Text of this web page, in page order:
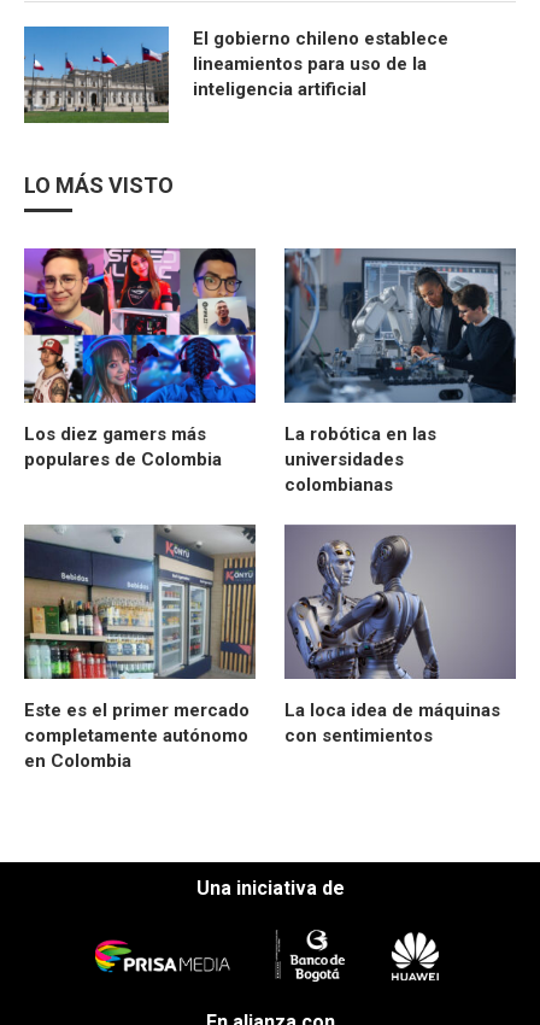
El gobierno chileno establece
lineamientos para uso de la
inteligencia artificial
LO MÁS VISTO
Los diez gamers más
populares de Colombia
La robótica en las
universidades
colombianas
Este es el primer mercado
completamente autónomo
en Colombia
La loca idea de máquinas
con sentimientos
Una iniciativa de